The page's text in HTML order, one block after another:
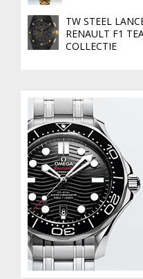
TW STEEL
RENAULT F1
COLLECTIE